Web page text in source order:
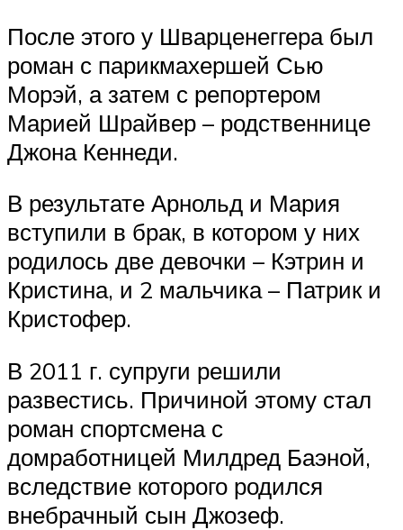
После этого у Шварценеггера был
роман с парикмахершей Сью
Морэй, а затем с репортером
Марией Шрайвер – родственнице
Джона Кеннеди.
В результате Арнольд и Мария
вступили в брак, в котором у них
родилось две девочки – Кэтрин и
Кристина, и 2 мальчика – Патрик и
Кристофер.
В 2011 г. супруги решили
развестись. Причиной этому стал
роман спортсмена с
домработницей Милдред Баэной,
вследствие которого родился
внебрачный сын Джозеф.